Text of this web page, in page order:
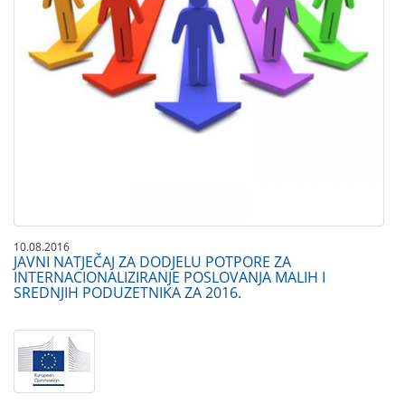
10.08.2016
JAVNI NATJEČAJ ZA DODJELU POTPORE ZA
INTERNACIONALIZIRANJE POSLOVANJA MALIH I
SREDNJIH PODUZETNIKA ZA 2016.